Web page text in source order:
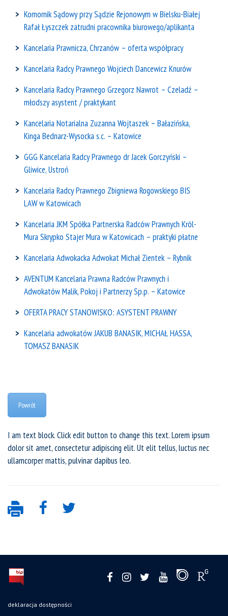
Komornik Sądowy przy Sądzie Rejonowym w Bielsku-Białej
Rafał Łyszczek zatrudni pracownika biurowego/aplikanta
Kancelaria Prawnicza, Chrzanów – oferta współpracy
Kancelaria Radcy Prawnego Wojciech Dancewicz Knurów
Kancelaria Radcy Prawnego Grzegorz Nawrot – Czeladź –
młodszy asystent / praktykant
Kancelaria Notarialna Zuzanna Wojtaszek – Bałazińska,
Kinga Bednarz-Wysocka s.c. – Katowice
GGG Kancelaria Radcy Prawnego dr Jacek Gorczyński –
Gliwice, Ustroń
Kancelaria Radcy Prawnego Zbigniewa Rogowskiego BIS
LAW w Katowicach
Kancelaria JKM Spółka Partnerska Radców Prawnych Król-
Mura Skrypko Stajer Mura w Katowicach – praktyki płatne
Kancelaria Adwokacka Adwokat Michał Zientek – Rybnik
AVENTUM Kancelaria Prawna Radców Prawnych i
Adwokatów Malik, Pokoj i Partnerzy Sp.p. – Katowice
OFERTA PRACY STANOWISKO: ASYSTENT PRAWNY
Kancelaria adwokatów JAKUB BANASIK, MICHAŁ HASSA,
TOMASZ BANASIK
Powrót
I am text block. Click edit button to change this text. Lorem ipsum
dolor sit amet, consectetur adipiscing elit. Ut elit tellus, luctus nec
ullamcorper mattis, pulvinar dapibus leo.
deklaracja dostępności